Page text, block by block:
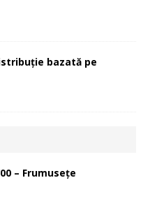
bazată pe
– Frumuseţe